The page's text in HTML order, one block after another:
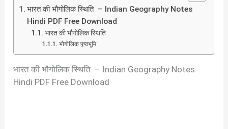
भारत की भौगोलिक स्थिति – Indian Geography Notes
Hindi PDF Free Download
भारत की भौगोलिक स्थिति
भौगोलिक पृष्ठभूमि
भारत की भौगोलिक स्थिति – Indian Geography Notes
Hindi PDF Free Download